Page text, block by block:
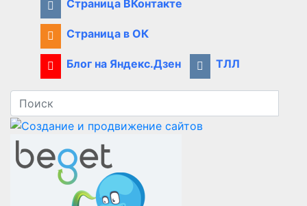
Страница ВКонтакте
Страница в ОК
Блог на Яндекс.Дзен ТЛЛ